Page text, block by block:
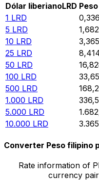
Dólar liberianoLRD
1 LRD
5 LRD
10 LRD
25 LRD
50 LRD
100 LRD
500 LRD
1.000 LRD
5.000 LRD
10.000 LRD
Converter Peso filipino
Rate information of
currency pair